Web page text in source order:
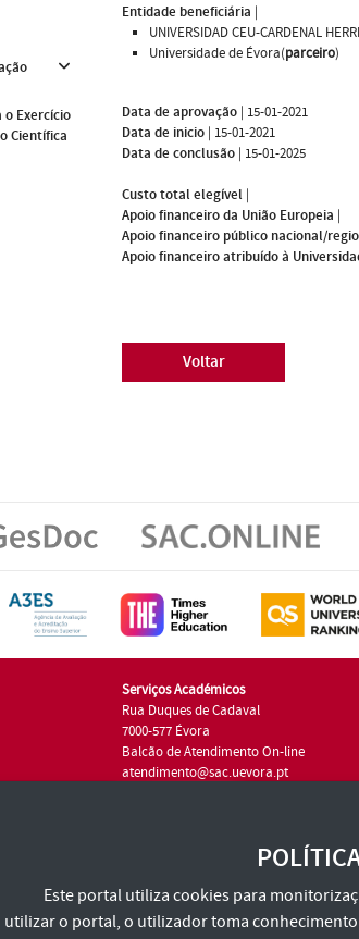
Exercício
Científica
Entidade beneficiária |
UNIVERSIDAD CEU-CARDENAL
Universidade de Évora(parceiro)
Data de aprovação | 15-01-2021
Data de inicio | 15-01-2021
Data de conclusão | 15-01-2025
Custo total elegível |
Apoio financeiro da União Europeia |
Apoio financeiro público nacional/
Apoio financeiro atribuído à
Voltar
Serviços Académicos
Rua Duques de Cadaval
7000-577 Évora
Balcão de Atendimento On-line
atendimento@sac.uevora.pt
e Política de Privacidade
Este portal utiliza cookies para
utilizar o portal, o utilizador toma conhecimento